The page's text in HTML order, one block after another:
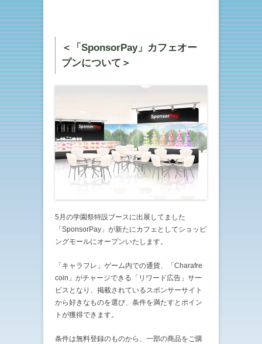
＜「 SponsorPay」カフェオー
プンについて＞
5月の学園祭特設ブースに出展してました
「SponsorPay」が新たにカフェとしてショッピ
ングモールにオープンいたします。
「キャラフレ」ゲーム内での通貨、「Charafre
coin」がチャージできる「リワード広告」サー
ビスとなり、掲載されているスポンサーサイト
から好きなものを選び、条件を満たすとポイン
トが獲得できます。
条件は無料登録のものから、一部の商品をご購